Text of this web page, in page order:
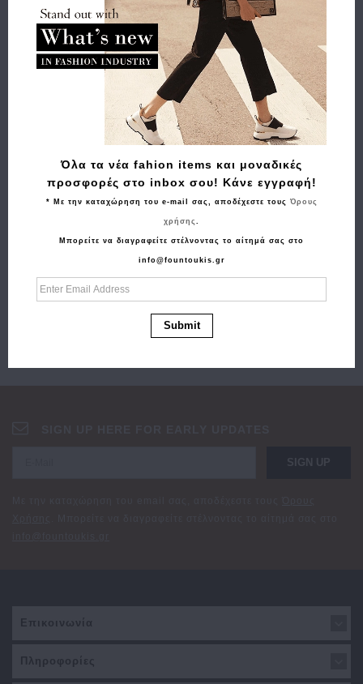
SIGN UP
Επικοινωνία
Πληροφορίες
Όλα τα νέα fahion items και μοναδικές
προσφορές στο inbox σου! Κάνε εγγραφή!
* Με την καταχώρηση του e-mail σας, αποδέχεστε τους Όρους
χρήσης.
Μπορείτε να διαγραφείτε στέλνοντας το αίτημά σας στο
info@fountoukis.gr
Submit